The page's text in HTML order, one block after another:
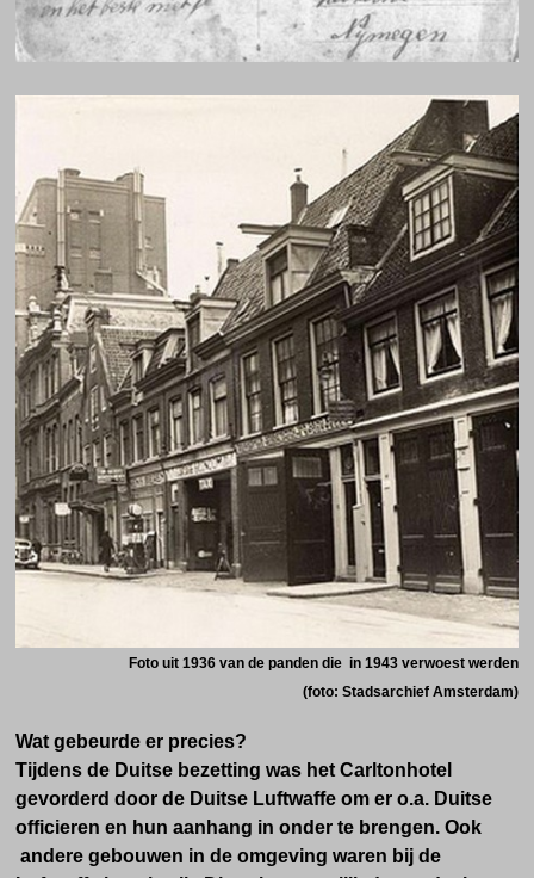
Foto uit 1936 van de panden die in 1943 verwoest werden
(foto: Stadsarchief Amsterdam)
Wat gebeurde er precies?
Tijdens de Duitse bezetting was het Carltonhotel
gevorderd door de Duitse Luftwaffe om er o.a. Duitse
officieren en hun aanhang in onder te brengen. Ook
andere gebouwen in de omgeving waren bij de